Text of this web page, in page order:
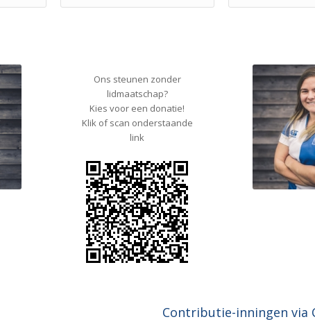
Ons steunen zonder
lidmaatschap?
Kies voor een donatie!
Klik of scan onderstaande
link
Contributie-inningen via